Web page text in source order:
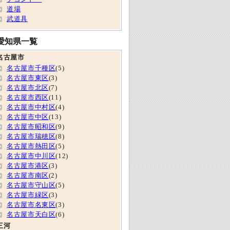
道場
武道具
知県一覧
古屋市
名古屋市千種区(5)
名古屋市東区 (3)
名古屋市北区 (7)
名古屋市西区 (11)
名古屋市中村区(4)
名古屋市中区 (13)
名古屋市昭和区(9)
名古屋市瑞穂区(8)
名古屋市熱田区(5)
名古屋市中川区(12)
名古屋市港区 (3)
名古屋市南区 (2)
名古屋市守山区(5)
名古屋市緑区 (3)
名古屋市名東区(3)
名古屋市天白区(6)
河